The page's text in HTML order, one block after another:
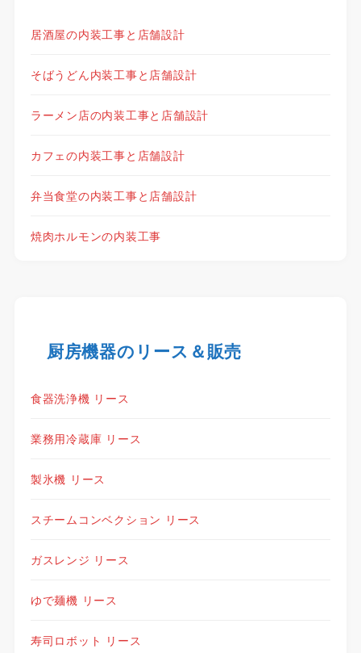
居酒屋の内装工事と店舗設計
そばうどん内装工事と店舗設計
ラーメン店の内装工事と店舗設計
カフェの内装工事と店舗設計
弁当食堂の内装工事と店舗設計
焼肉ホルモンの内装工事
厨房機器のリース＆販売
食器洗浄機 リース
業務用冷蔵庫 リース
製氷機 リース
スチームコンベクション リース
ガスレンジ リース
ゆで麺機 リース
寿司ロボット リース